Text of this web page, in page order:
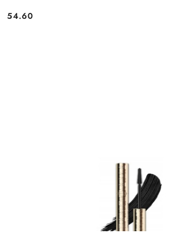
Cena:
54.60